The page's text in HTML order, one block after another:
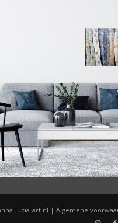
lucia-art.nl | Algemene